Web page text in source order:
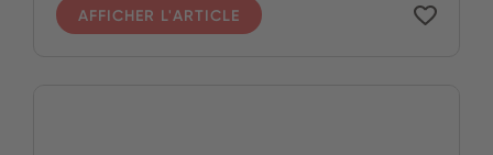
AFFICHER L'ARTICLE